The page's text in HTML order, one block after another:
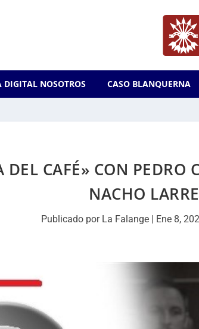
DIGITAL NOSOTROS CASO BLANQUERNA
DEL CAFÉ» CON PEDRO
NACHO
Publicado por La Falange | Ene 8,